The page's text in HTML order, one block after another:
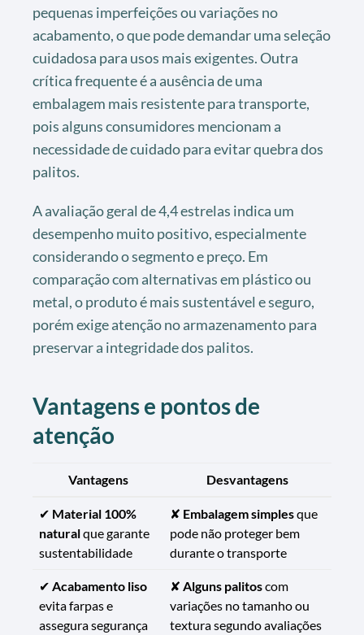
pequenas imperfeições ou variações no
acabamento, o que pode demandar uma seleção
cuidadosa para usos mais exigentes. Outra
crítica frequente é a ausência de uma
embalagem mais resistente para transporte,
pois alguns consumidores mencionam a
necessidade de cuidado para evitar quebra dos
palitos.
A avaliação geral de 4,4 estrelas indica um
desempenho muito positivo, especialmente
considerando o segmento e preço. Em
comparação com alternativas em plástico ou
metal, o produto é mais sustentável e seguro,
porém exige atenção no armazenamento para
preservar a integridade dos palitos.
Vantagens e pontos de
atenção
Vantagens Desvantagens
✔ Material 100%
naturalque garante
sustentabilidade
✘ Embalagem simplesque
pode não proteger bem
durante o transporte
✔ Acabamento liso
evita farpas e
assegura segurança
✘ Alguns palitoscom
variações no tamanho ou
textura segundo avaliações